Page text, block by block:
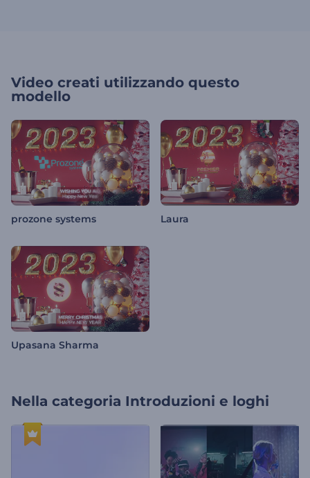
Video creati utilizzando questo
modello
prozone systems Laura
Upasana Sharma
Nella categoria Introduzioni e loghi